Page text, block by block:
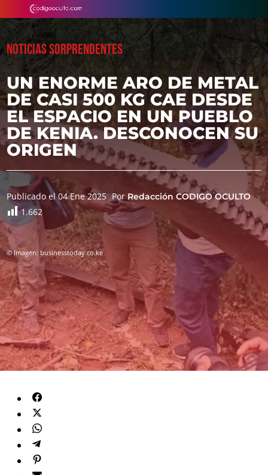
NOTICIAS SORPRENDENTES
UN ENORME ARO DE METAL
DE CASI 500 KG CAE DESDE
EL ESPACIO EN UN PUEBLO
DE KENIA. DESCONOCEN SU
ORIGEN
Publicado el 04 Ene 2025 Por Redacción CODIGO OCULTO
1.662
© Imagen: businesstoday.co.ke